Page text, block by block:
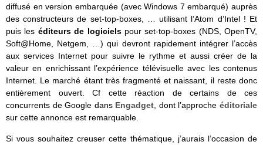
diffusé en version embarquée (avec Windows 7 embarqué) auprès
des constructeurs de set-top-boxes, … utilisant l’Atom d’Intel ! Et
puis les éditeurs de logicielspour set-top-boxes (NDS, OpenTV,
Soft@Home, Netgem, …) qui devront rapidement intégrer l’accès
aux services Internet pour suivre le rythme et aussi créer de la
valeur en enrichissant l’expérience télévisuelle avec les contenus
Internet. Le marché étant très fragmenté et naissant, il reste donc
entièrement ouvert. Cf cette réaction de certains de ces
concurrents de Google dans Engadget, dont l’approcheéditoriale
sur cette annonce est remarquable.
Si vous souhaitez creuser cette thématique, j’aurais l’occasion de